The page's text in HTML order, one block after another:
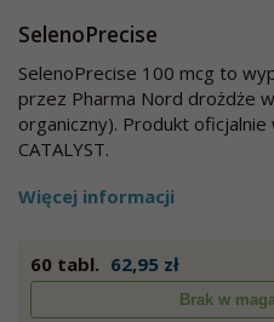
SelenoPrecise
SelenoPrecise 100 mcg to
przez Pharma Nord drożdże
organiczny). Produkt
CATALYST.
Więcej informacji
60 tabl. 62,95 zł
Brak w